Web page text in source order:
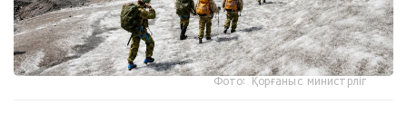
Фото: Қорғаныс министрліг